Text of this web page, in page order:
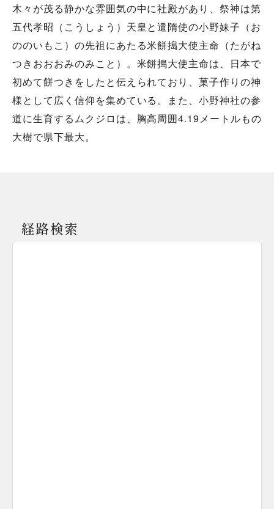
木々が茂る静かな雰囲気の中に社殿があり、祭神は第
五代孝昭（こうしょう）天皇と遣隋使の小野妹子（お
ののいもこ）の先祖にあたる米餅搗大使主命（たがね
つきおおおみのみこと）。米餅搗大使主命は、日本で
初めて餅つきをしたと伝えられており、菓子作りの神
様として広く信仰を集めている。また、小野神社の参
道に生育するムクジロは、胸高周囲4.19メートルもの
大樹で県下最大。
経路検索